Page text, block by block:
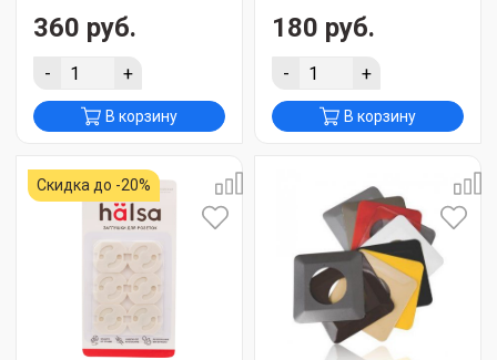
360 руб.
- +
В корзину
180 руб.
- +
В корзину
Скидка до -20%